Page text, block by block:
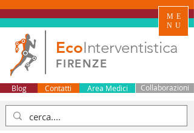
EcoInterventistica
FIRENZE
Collaborazioni
Area Medici
Contatti
Blog
ME
NU